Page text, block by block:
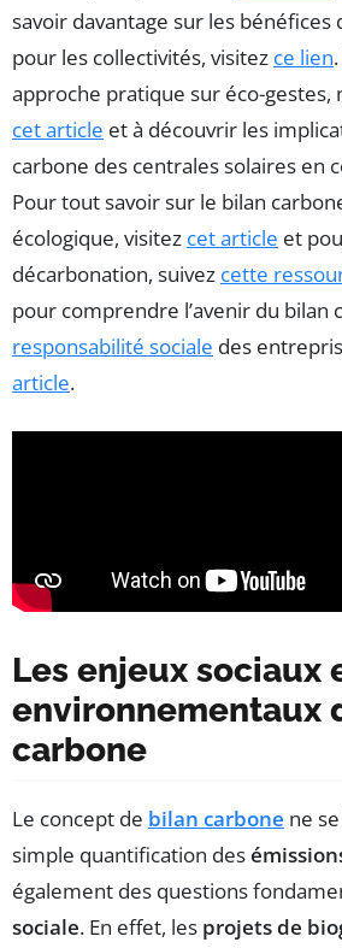
savoir davantage sur les bénéfices
pour les collectivités, visitez ce lien
approche pratique sur éco-gestes,
cet article et à découvrir les
carbone des centrales solaires en
Pour tout savoir sur le bilan
écologique, visitez cet article et
décarbonation, suivez cette
pour comprendre l’avenir du bilan
responsabilité sociale des
article.
Les enjeux sociaux
environnementaux
carbone
Le concept de bilan carbone ne
simple quantification des
également des questions
sociale. En effet, les projets de